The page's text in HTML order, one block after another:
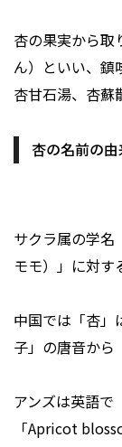
杏の果実から取
ん）といい、鎮
杏甘石湯、杏蘇
杏の名前の由
サクラ属の学
モモ）」に対す
中国では「杏」
子」の唐音から
アンズは英語で
「Apricot